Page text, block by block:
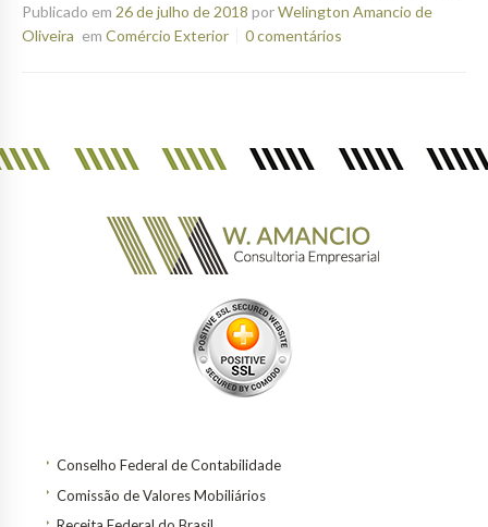
Publicado em 26 de julho de 2018 porWelington Amancio de
Oliveira em Comércio Exterior 0 comentários
Conselho Federal de Contabilidade
Comissão de Valores Mobiliários